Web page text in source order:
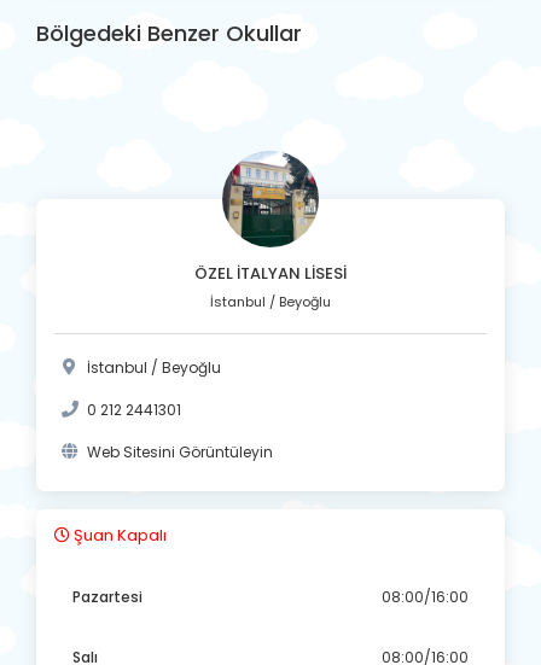
Bölgedeki Benzer Okullar
ÖZEL İTALYAN LİSESİ
İstanbul / Beyoğlu
İstanbul / Beyoğlu
0 212 2441301
Web Sitesini Görüntüleyin
Şuan Kapalı
Pazartesi 08:00/16:00
Salı 08:00/16:00